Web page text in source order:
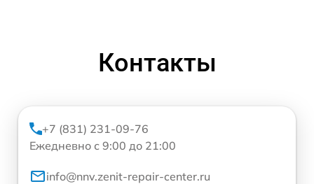
Контакты
+7 (831) 231-09-76
Ежедневно с 9:00 до 21:00
info@nnv.zenit-repair-center.ru